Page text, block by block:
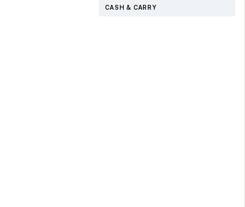
CASH & CARRY